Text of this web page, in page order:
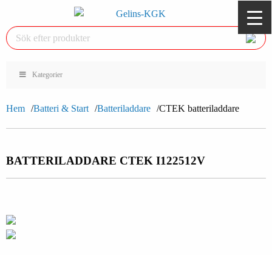
Kategorier
Hem Batteri & Start Batteriladdare CTEK batteriladdare
BATTERILADDARE CTEK I122512V